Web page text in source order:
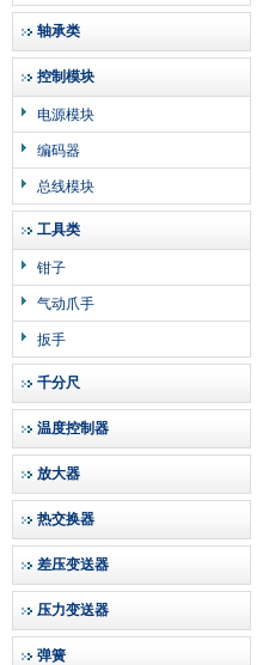
轴承类
控制模块
电源模块
编码器
总线模块
工具类
钳子
气动爪手
扳手
千分尺
温度控制器
放大器
热交换器
差压变送器
压力变送器
弹簧